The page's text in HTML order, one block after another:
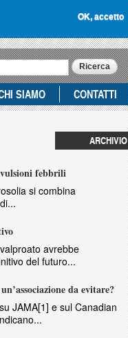
OK, accetto
SIAMO CONTATTI
febbrili
si combina
avrebbe
del futuro...
da evitare?
JAMA[1] e sul Canadian
ARCHIVIO